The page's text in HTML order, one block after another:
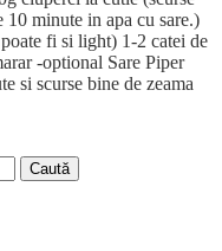
10 minute in apa cu sare.)
fi si light) 1-2 catei de
-optional Sare Piper
si scurse bine de zeama